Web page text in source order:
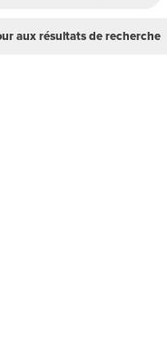
aux résultats de recherche